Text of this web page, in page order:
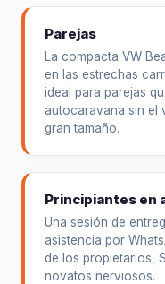
Parejas
La compacta VW
en las estrechas
ideal para parejas
autocaravana sin el
gran tamaño.
Principiantes en
Una sesión de
asistencia por
de los propietarios,
novatos nerviosos.